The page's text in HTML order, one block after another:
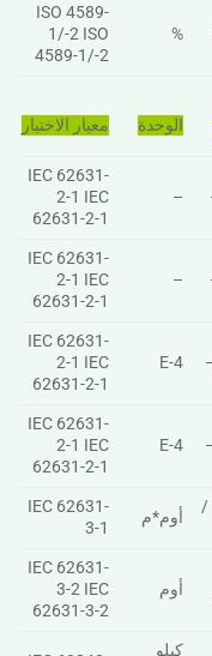
%
ISO 4589-
1/-2 ISO
4589-1/-2
الوحدة معيار الاختبار
–
IEC 62631-
2-1 IEC
62631-2-1
–
IEC 62631-
2-1 IEC
62631-2-1
E-4
IEC 62631-
2-1 IEC
62631-2-1
E-4
IEC 62631-
2-1 IEC
62631-2-1
>1E13 /
أوم*م
IEC 62631-
3-1
أوم
IEC 62631-
3-2 IEC
62631-3-2
كيلو